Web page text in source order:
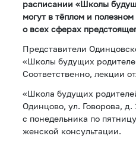
расписании «Школы
могут в тёплом и
о всех сферах
Представители
«Школы будущих
Соответственно, лекции
«Школа будущих
Одинцово, ул. Говорова,
с понедельника по
женской консультации.